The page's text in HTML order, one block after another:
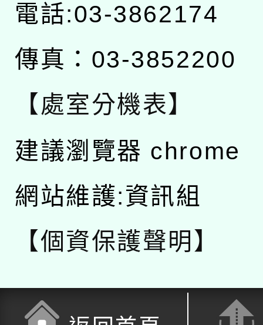
電話:03-3862174
傳真：03-3852200
【處室分機表】
建議瀏覽器 chrome
網站維護:資訊組
【個資保護聲明】